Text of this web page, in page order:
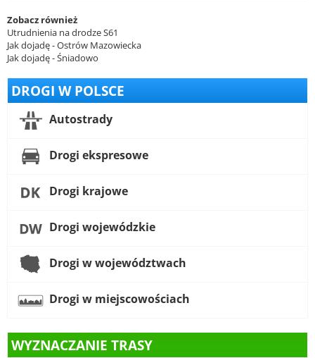
Zobacz również
Utrudnienia na drodze S61
Jak dojadę - Ostrów Mazowiecka
Jak dojadę - Śniadowo
DROGI W POLSCE
Autostrady
Drogi ekspresowe
Drogi krajowe
Drogi wojewódzkie
Drogi w województwach
Drogi w miejscowościach
WYZNACZANIE TRASY